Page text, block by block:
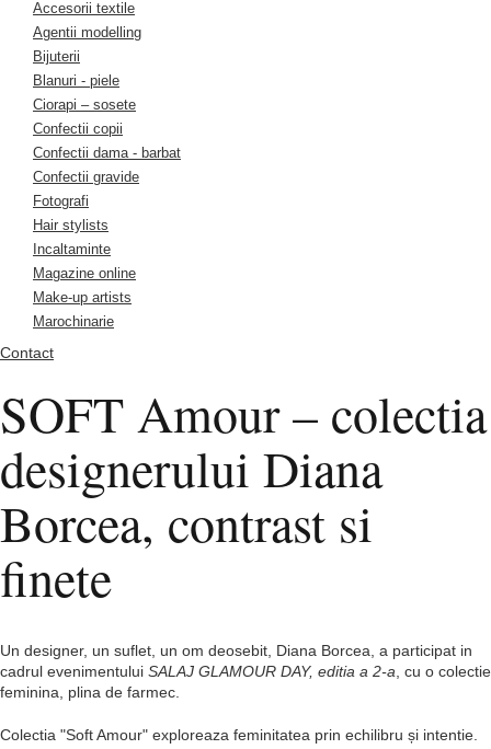
Accesorii textile
Agentii modelling
Bijuterii
Blanuri - piele
Ciorapi – sosete
Confectii copii
Confectii dama - barbat
Confectii gravide
Fotografi
Hair stylists
Incaltaminte
Magazine online
Make-up artists
Marochinarie
Contact
SOFT Amour – colectia
designerului Diana
Borcea, contrast si
finete
Un designer, un suflet, un om deosebit, Diana Borcea , a participat in
cadrul evenimentului SALAJ GLAMOUR DAY, editia a 2-a , cu o colectie
feminina, plina de farmec.
Colectia "Soft Amour" exploreaza feminitatea prin echilibru și intentie.